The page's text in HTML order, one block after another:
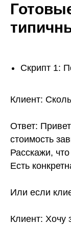
Скрипт 1:
Клиент:
Ответ:
стоимость
Расскажи,
Есть
Или если
Клиент: Хочу